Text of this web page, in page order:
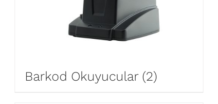
Barkod Okuyucular (2)